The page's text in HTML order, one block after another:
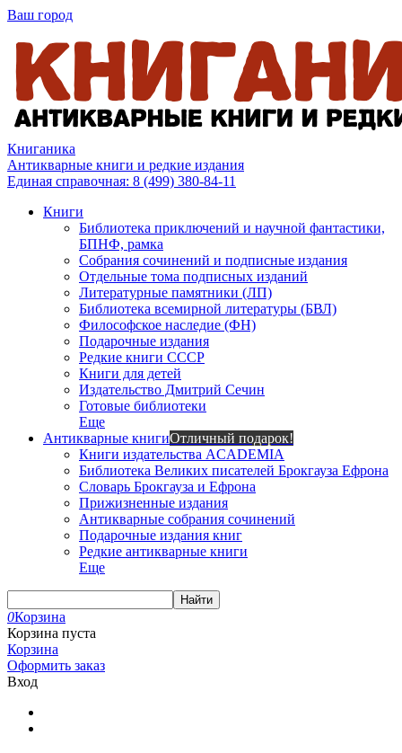
Ваш город
Книганика
Антикварные книги и редкие издания
Единая справочная: 8 (499) 380-84-11
Книги
Библиотека приключений и научной фантастики,
БПНФ, рамка
Собрания сочинений и подписные издания
Отдельные тома подписных изданий
Литературные памятники (ЛП)
Библиотека всемирной литературы (БВЛ)
Философское наследие (ФН)
Подарочные издания
Редкие книги СССР
Книги для детей
Издательство Дмитрий Сечин
Готовые библиотеки
Еще
Антикварные книгиОтличный подарок!
Книги издательства ACADEMIA
Библиотека Великих писателей Брокгауза Ефрона
Словарь Брокгауза и Ефрона
Прижизненные издания
Антикварные собрания сочинений
Подарочные издания книг
Редкие антикварные книги
Еще
Найти
0Корзина
Корзина пуста
Корзина
Оформить заказ
Вход